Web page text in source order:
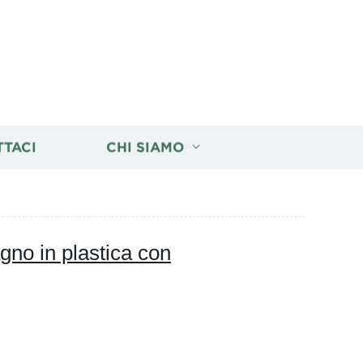
CHI SIAMO
in plastica con